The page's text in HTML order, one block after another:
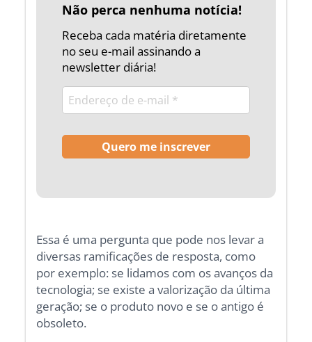
Não perca nenhuma notícia!
Receba cada matéria diretamente
no seu e-mail assinando a
newsletter diária!
Essa é uma pergunta que pode nos levar a
diversas ramificações de resposta, como
por exemplo: se lidamos com os avanços da
tecnologia; se existe a valorização da última
geração; se o produto novo e se o antigo é
obsoleto.